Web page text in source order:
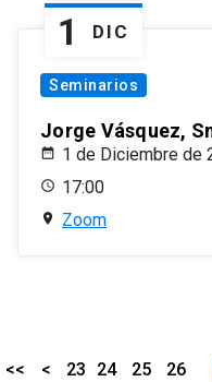
1 DIC
Seminarios
Jorge Vásquez,
1 de Diciembre de
17:00
Zoom
<< < 23 24 25
26